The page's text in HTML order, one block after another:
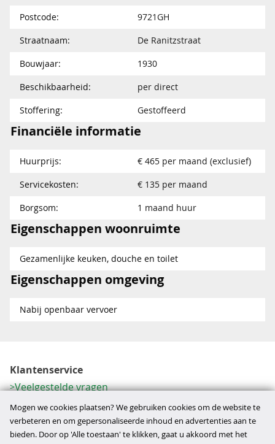
Postcode:
9721GH
Straatnaam:
De Ranitzstraat
Bouwjaar:
1930
Beschikbaarheid:
per direct
Stoffering:
Gestoffeerd
Financiële informatie
Huurprijs:
€ 465 per maand (exclusief)
Servicekosten:
€ 135 per maand
Borgsom:
1 maand huur
Eigenschappen woonruimte
Gezamenlijke keuken, douche en toilet
Eigenschappen omgeving
Nabij openbaar vervoer
Klantenservice
Veelgestelde vragen
Contactformulier
Herroeping
Over ons
Mogen we cookies plaatsen? We gebruiken cookies om de website te
verbeteren en om gepersonaliseerde inhoud en advertenties aan te
bieden. Door op 'Alle toestaan' te klikken, gaat u akkoord met het